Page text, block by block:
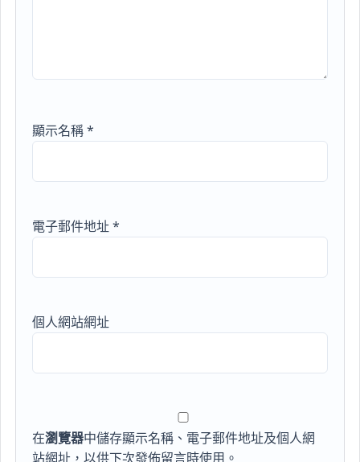
顯示名稱*
電子郵件地址*
個人網站網址
在瀏覽器中儲存顯示名稱、電子郵件地址及個人網
站網址，以供下次發佈留言時使用。